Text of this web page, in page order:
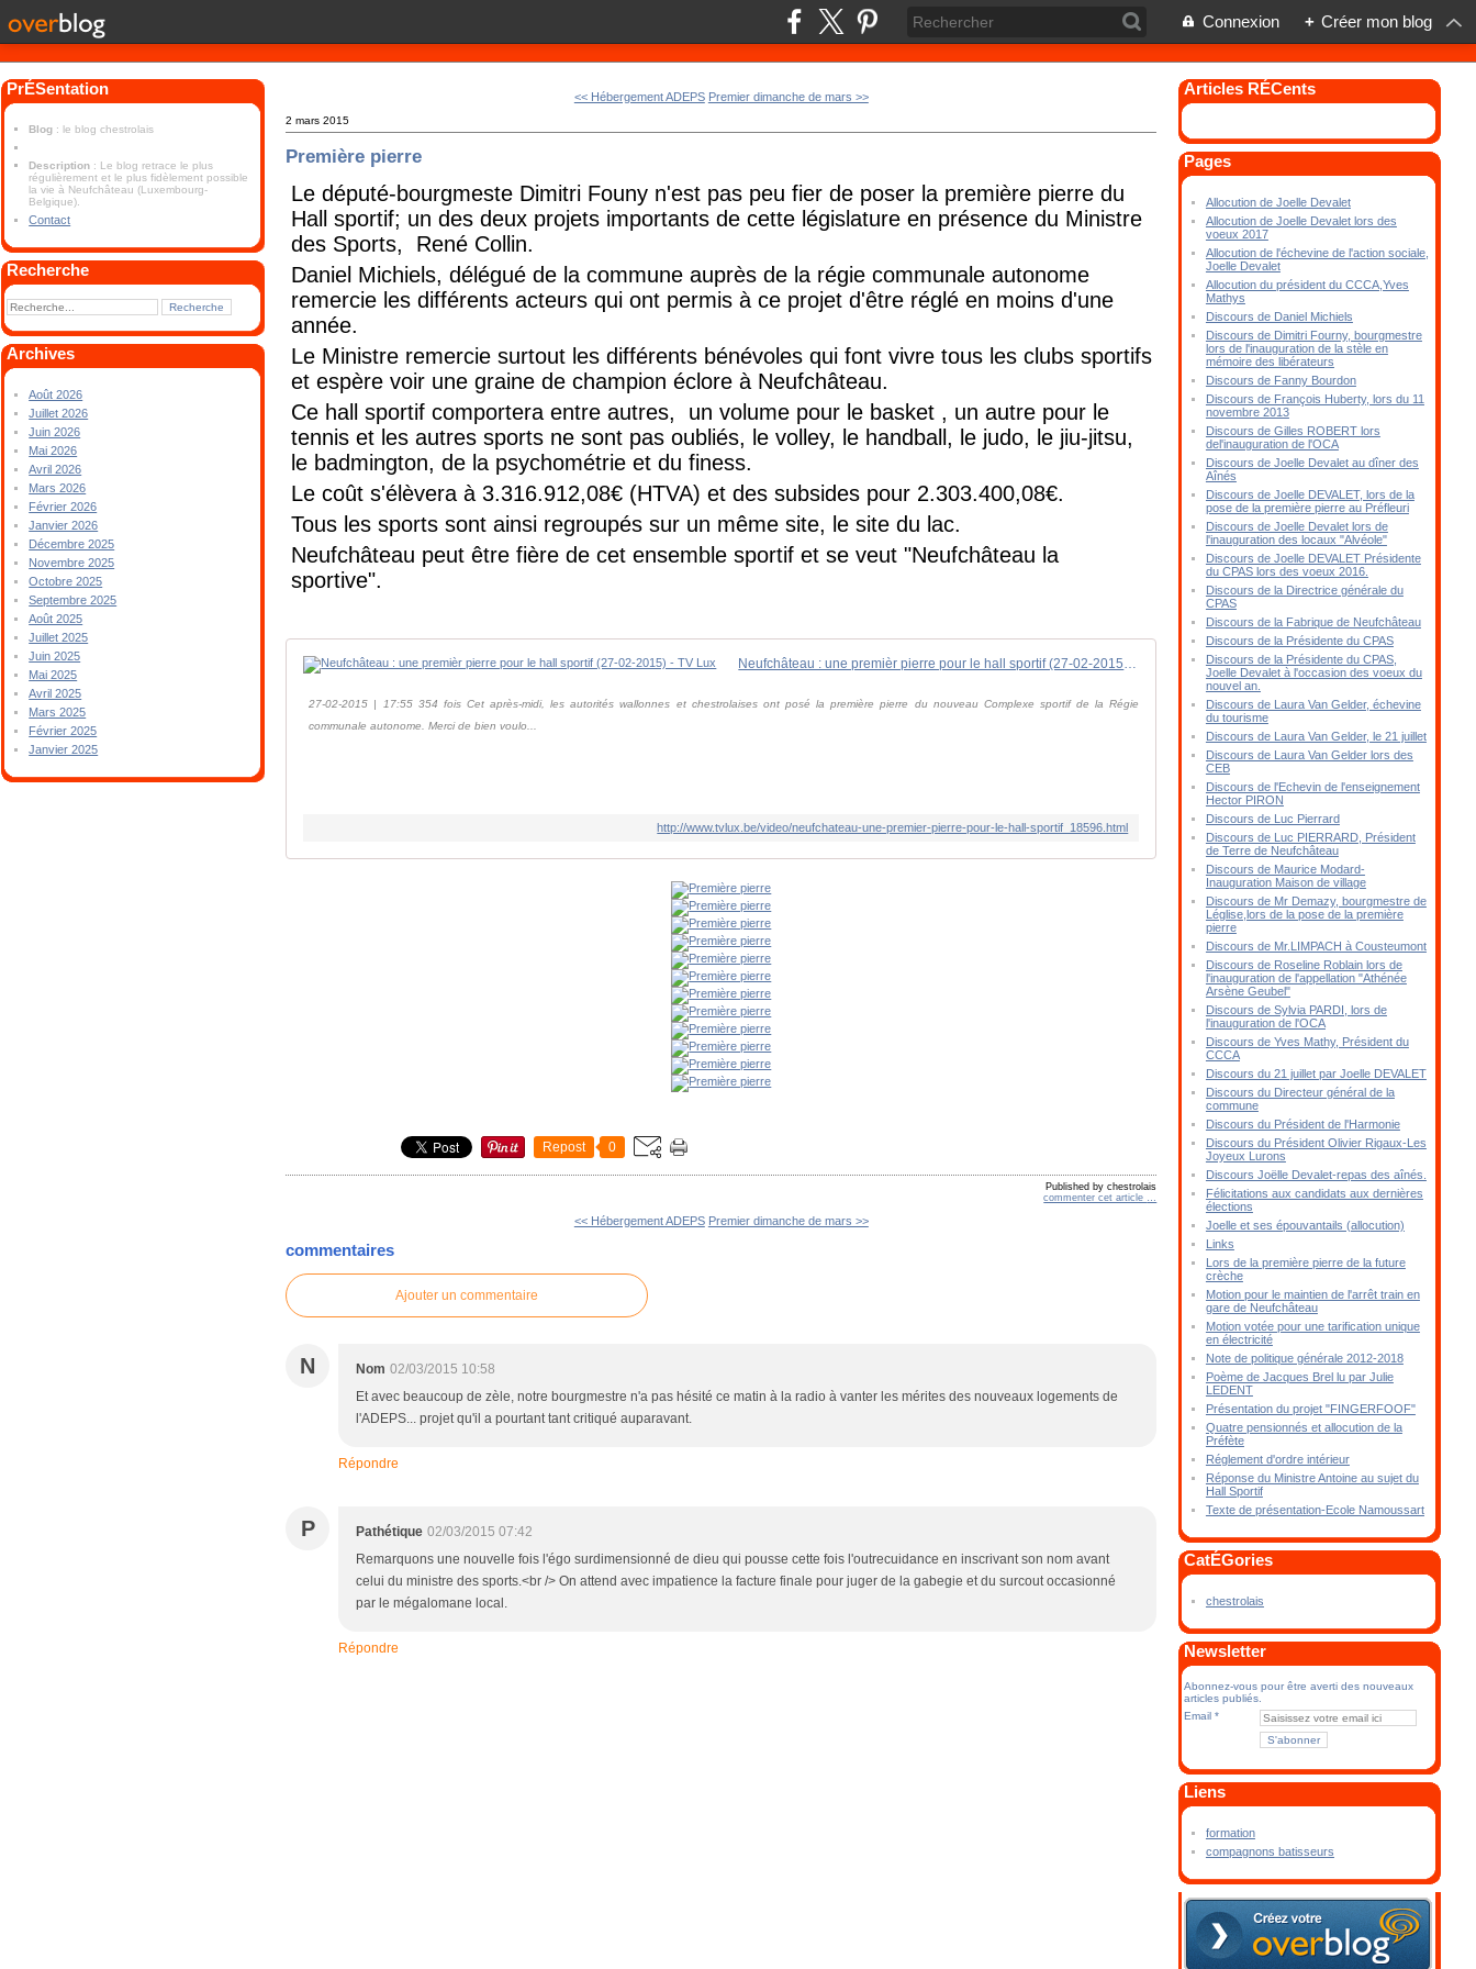
Connexion + Créer mon blog
PrÉSentation
Blog : le blog chestrolais
Description : Le blog retrace le plus
régulièrement et le plus fidèlement possible
la vie à Neufchâteau (Luxembourg-
Belgique).
Contact
Recherche
Archives
Août 2026
Juillet 2026
Juin 2026
Mai 2026
Avril 2026
Mars 2026
Février 2026
Janvier 2026
Décembre 2025
Novembre 2025
Octobre 2025
Septembre 2025
Août 2025
Juillet 2025
Juin 2025
Mai 2025
Avril 2025
Mars 2025
Février 2025
Janvier 2025
<< Hébergement ADEPS Premier dimanche de mars >>
2 mars 2015
Première pierre
Le député-bourgmeste Dimitri Founy n'est pas peu fier de poser la première pierre du
Hall sportif; un des deux projets importants de cette législature en présence du Ministre
des Sports, René Collin.
Daniel Michiels, délégué de la commune auprès de la régie communale autonome
remercie les différents acteurs qui ont permis à ce projet d'être réglé en moins d'une
année.
Le Ministre remercie surtout les différents bénévoles qui font vivre tous les clubs sportifs
et espère voir une graine de champion éclore à Neufchâteau.
Ce hall sportif comportera entre autres, un volume pour le basket , un autre pour le
tennis et les autres sports ne sont pas oubliés, le volley, le handball, le judo, le jiu-jitsu,
le badmington, de la psychométrie et du finess.
Le coût s'élèvera à 3.316.912,08€ (HTVA) et des subsides pour 2.303.400,08€.
Tous les sports sont ainsi regroupés sur un même site, le site du lac.
Neufchâteau peut être fière de cet ensemble sportif et se veut "Neufchâteau la
sportive".
Neufchâteau : une premièr pierre pour le hall sportif (27-02-2015) - TV Lux
27-02-2015 | 17:55 354 fois Cet après-midi, les autorités wallonnes et chestrolaises ont posé la première pierre du nouveau Complexe sportif de la Régie
communale autonome. Merci de bien voulo...
http://www.tvlux.be/video/neufchateau-une-premier-pierre-pour-le-hall-sportif_18596.html
Repost 0
Published by chestrolais
commenter cet article
<< Hébergement ADEPS Premier dimanche de mars >>
commentaires
Ajouter un commentaire
N Nom 02/03/2015 10:58
Et avec beaucoup de zèle, notre bourgmestre n'a pas hésité ce matin à la radio à vanter les mérites des nouveaux logements de
l'ADEPS... projet qu'il a pourtant tant critiqué auparavant.
Répondre
P Pathétique 02/03/2015 07:42
Remarquons une nouvelle fois l'égo surdimensionné de dieu qui pousse cette fois l'outrecuidance en inscrivant son nom avant
celui du ministre des sports.<br /> On attend avec impatience la facture finale pour juger de la gabegie et du surcout occasionné
par le mégalomane local.
Répondre
Articles RÉCents
Pages
Allocution de Joelle Devalet
Allocution de Joelle Devalet lors des
voeux 2017
Allocution de l'échevine de l'action sociale,
Joelle Devalet
Allocution du président du CCCA,Yves
Mathys
Discours de Daniel Michiels
Discours de Dimitri Fourny, bourgmestre
lors de l'inauguration de la stèle en
mémoire des libérateurs
Discours de Fanny Bourdon
Discours de François Huberty, lors du 11
novembre 2013
Discours de Gilles ROBERT lors
del'inauguration de l'OCA
Discours de Joelle Devalet au dîner des
Aînés
Discours de Joelle DEVALET, lors de la
pose de la première pierre au Préfleuri
Discours de Joelle Devalet lors de
l'inauguration des locaux "Alvéole"
Discours de Joelle DEVALET Présidente
du CPAS lors des voeux 2016.
Discours de la Directrice générale du
CPAS
Discours de la Fabrique de Neufchâteau
Discours de la Présidente du CPAS
Discours de la Présidente du CPAS,
Joelle Devalet à l'occasion des voeux du
nouvel an.
Discours de Laura Van Gelder, échevine
du tourisme
Discours de Laura Van Gelder, le 21 juillet
Discours de Laura Van Gelder lors des
CEB
Discours de l'Echevin de l'enseignement
Hector PIRON
Discours de Luc Pierrard
Discours de Luc PIERRARD, Président
de Terre de Neufchâteau
Discours de Maurice Modard-
Inauguration Maison de village
Discours de Mr Demazy, bourgmestre de
Léglise,lors de la pose de la première
pierre
Discours de Mr.LIMPACH à Cousteumont
Discours de Roseline Roblain lors de
l'inauguration de l'appellation "Athénée
Arsène Geubel"
Discours de Sylvia PARDI, lors de
l'inauguration de l'OCA
Discours de Yves Mathy, Président du
CCCA
Discours du 21 juillet par Joelle DEVALET
Discours du Directeur général de la
commune
Discours du Président de l'Harmonie
Discours du Président Olivier Rigaux-Les
Joyeux Lurons
Discours Joëlle Devalet-repas des aînés.
Félicitations aux candidats aux dernières
élections
Joelle et ses épouvantails (allocution)
Links
Lors de la première pierre de la future
crèche
Motion pour le maintien de l'arrêt train en
gare de Neufchâteau
Motion votée pour une tarification unique
en électricité
Note de politique générale 2012-2018
Poème de Jacques Brel lu par Julie
LEDENT
Présentation du projet "FINGERFOOF"
Quatre pensionnés et allocution de la
Préfète
Réglement d'ordre intérieur
Réponse du Ministre Antoine au sujet du
Hall Sportif
Texte de présentation-Ecole Namoussart
CatÉGories
chestrolais
Newsletter
Abonnez-vous pour être averti des nouveaux
articles publiés.
Email
Liens
formation
compagnons batisseurs